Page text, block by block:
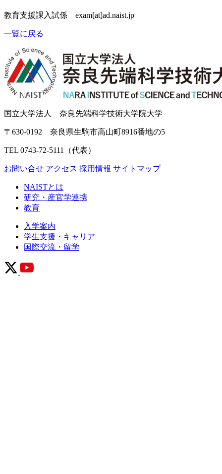
教育支援課入試係 exam[at]ad.naist.jp
一覧に戻る
国立大学法人 奈良先端科学技術大学院大学
〒630-0192 奈良県生駒市高山町8916番地の5
TEL 0743-72-5111（代表）
お問い合せ アクセス 採用情報 サイトマップ
NAISTとは
研究・産官学連携
教育
入学案内
学生支援・キャリア
国際交流・留学